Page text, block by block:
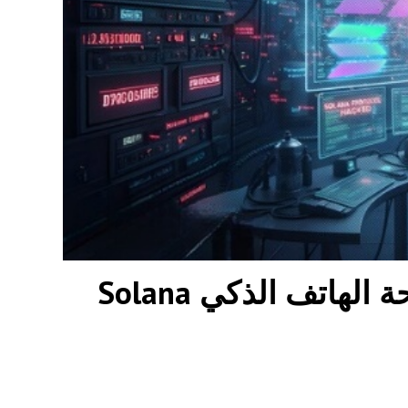
اكتشاف ثغرة أمنية خطيرة في شريحة الهاتف الذكي Solana